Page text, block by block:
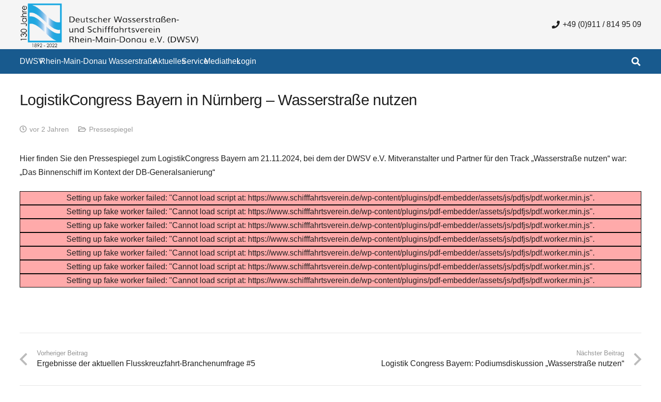
+49 (0)911 / 814 95 09
DWSVRhein-Main-Donau WasserstraßeAktuellesServiceMediathekLogin
LogistikCongress Bayern in Nürnberg – Wasserstraße nutzen
vor 2 Jahren Pressespiegel
Hier finden Sie den Pressespiegel zum LogistikCongress Bayern am 21.11.2024, bei dem der DWSV e.V. Mitveranstalter und Partner für den Track „Wasserstraße nutzen“ war:
„Das Binnenschiff im Kontext der DB-Generalsanierung“
Setting up fake worker failed: "Cannot load script at: https://www.schifffahrtsverein.de/wp-content/plugins/pdf-embedder/assets/js/pdfjs/pdf.worker.min.js".
Setting up fake worker failed: "Cannot load script at: https://www.schifffahrtsverein.de/wp-content/plugins/pdf-embedder/assets/js/pdfjs/pdf.worker.min.js".
Setting up fake worker failed: "Cannot load script at: https://www.schifffahrtsverein.de/wp-content/plugins/pdf-embedder/assets/js/pdfjs/pdf.worker.min.js".
Setting up fake worker failed: "Cannot load script at: https://www.schifffahrtsverein.de/wp-content/plugins/pdf-embedder/assets/js/pdfjs/pdf.worker.min.js".
Setting up fake worker failed: "Cannot load script at: https://www.schifffahrtsverein.de/wp-content/plugins/pdf-embedder/assets/js/pdfjs/pdf.worker.min.js".
Setting up fake worker failed: "Cannot load script at: https://www.schifffahrtsverein.de/wp-content/plugins/pdf-embedder/assets/js/pdfjs/pdf.worker.min.js".
Setting up fake worker failed: "Cannot load script at: https://www.schifffahrtsverein.de/wp-content/plugins/pdf-embedder/assets/js/pdfjs/pdf.worker.min.js".
Vorheriger Beitrag
Ergebnisse der aktuellen Flusskreuzfahrt-Branchenumfrage #5
Nächster Beitrag
Logistik Congress Bayern: Podiumsdiskussion „Wasserstraße nutzen“